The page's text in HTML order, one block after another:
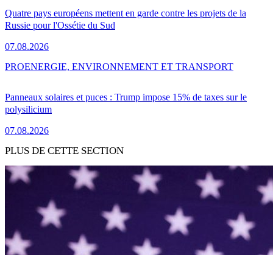
Quatre pays européens mettent en garde contre les projets de la
Russie pour l'Ossétie du Sud
07.08.2026
Panneaux solaires et puces : Trump impose 15% de taxes sur le
polysilicium
07.08.2026
PROENERGIE, ENVIRONNEMENT ET TRANSPORT
PLUS DE CETTE SECTION